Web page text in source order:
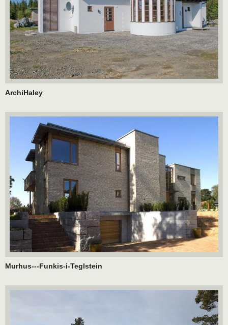
ArchiHaley
Murhus---Funkis-i-Teglstein